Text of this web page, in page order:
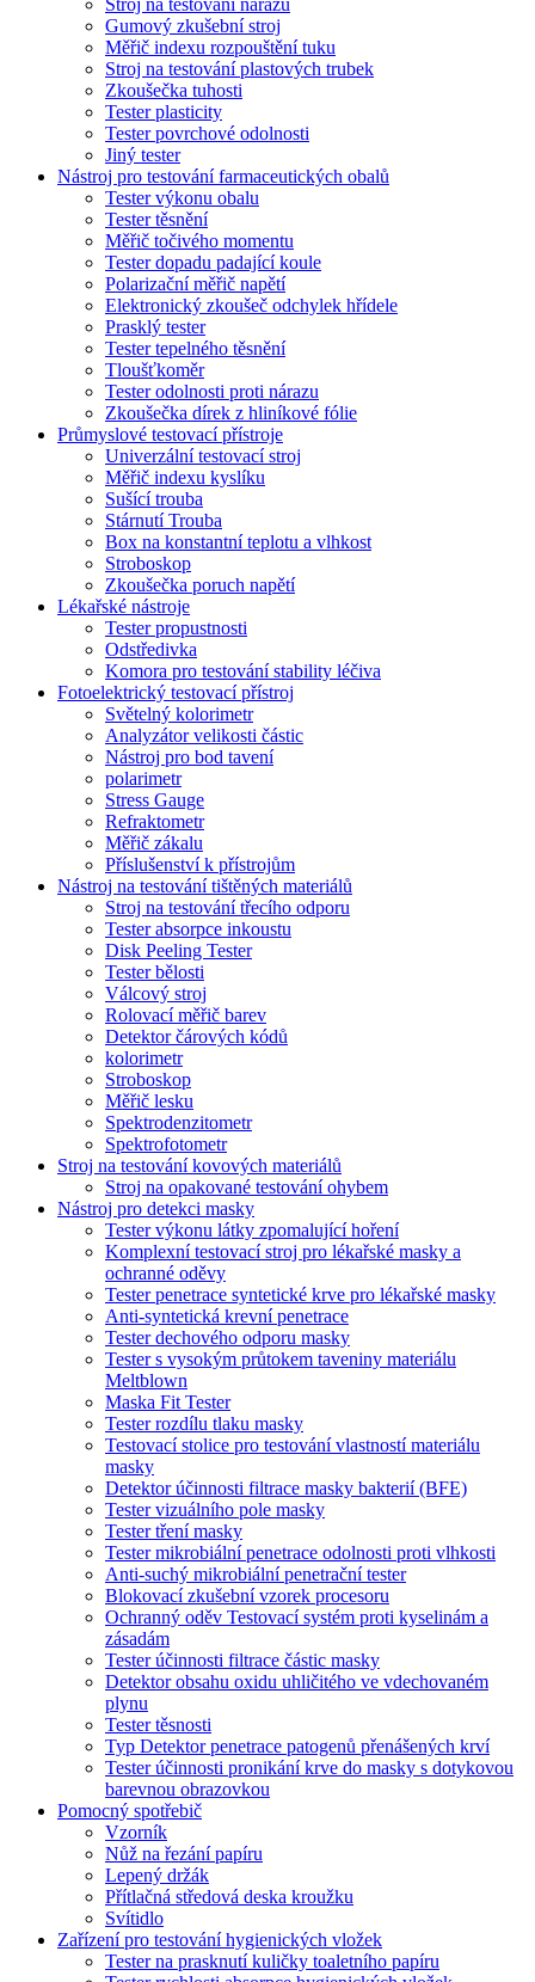
Gumový zkušební stroj
Měřič indexu rozpouštění tuku
Stroj na testování plastových trubek
Zkoušečka tuhosti
Tester plasticity
Tester povrchové odolnosti
Jiný tester
Nástroj pro testování farmaceutických obalů
Tester výkonu obalu
Tester těsnění
Měřič točivého momentu
Tester dopadu padající koule
Polarizační měřič napětí
Elektronický zkoušeč odchylek hřídele
Prasklý tester
Tester tepelného těsnění
Tloušťkoměr
Tester odolnosti proti nárazu
Zkoušečka dírek z hliníkové fólie
Průmyslové testovací přístroje
Univerzální testovací stroj
Měřič indexu kyslíku
Sušící trouba
Stárnutí Trouba
Box na konstantní teplotu a vlhkost
Stroboskop
Zkoušečka poruch napětí
Lékařské nástroje
Tester propustnosti
Odstředivka
Komora pro testování stability léčiva
Fotoelektrický testovací přístroj
Světelný kolorimetr
Analyzátor velikosti částic
Nástroj pro bod tavení
polarimetr
Stress Gauge
Refraktometr
Měřič zákalu
Příslušenství k přístrojům
Nástroj na testování tištěných materiálů
Stroj na testování třecího odporu
Tester absorpce inkoustu
Disk Peeling Tester
Tester bělosti
Válcový stroj
Rolovací měřič barev
Detektor čárových kódů
kolorimetr
Stroboskop
Měřič lesku
Spektrodenzitometr
Spektrofotometr
Stroj na testování kovových materiálů
Stroj na opakované testování ohybem
Nástroj pro detekci masky
Tester výkonu látky zpomalující hoření
Komplexní testovací stroj pro lékařské masky a
ochranné oděvy
Tester penetrace syntetické krve pro lékařské masky
Anti-syntetická krevní penetrace
Tester dechového odporu masky
Tester s vysokým průtokem taveniny materiálu
Meltblown
Maska Fit Tester
Tester rozdílu tlaku masky
Testovací stolice pro testování vlastností materiálu
masky
Detektor účinnosti filtrace masky bakterií (BFE)
Tester vizuálního pole masky
Tester tření masky
Tester mikrobiální penetrace odolnosti proti vlhkosti
Anti-suchý mikrobiální penetrační tester
Blokovací zkušební vzorek procesoru
Ochranný oděv Testovací systém proti kyselinám a
zásadám
Tester účinnosti filtrace částic masky
Detektor obsahu oxidu uhličitého ve vdechovaném
plynu
Tester těsnosti
Typ Detektor penetrace patogenů přenášených krví
Tester účinnosti pronikání krve do masky s dotykovou
barevnou obrazovkou
Pomocný spotřebič
Vzorník
Nůž na řezání papíru
Lepený držák
Přítlačná středová deska kroužku
Svítidlo
Zařízení pro testování hygienických vložek
Tester na prasknutí kuličky toaletního papíru